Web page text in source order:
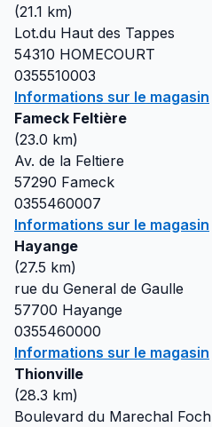
(21.1 km)
Lot.du Haut des Tappes
54310 HOMECOURT
0355510003
Informations sur le magasin
Fameck Feltière
(23.0 km)
Av. de la Feltiere
57290 Fameck
0355460007
Informations sur le magasin
Hayange
(27.5 km)
rue du General de Gaulle
57700 Hayange
0355460000
Informations sur le magasin
Thionville
(28.3 km)
Boulevard du Marechal Foch